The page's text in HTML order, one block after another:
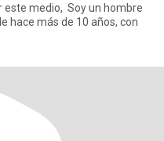
este medio, Soy un hombre
desde hace más de 10 años, con